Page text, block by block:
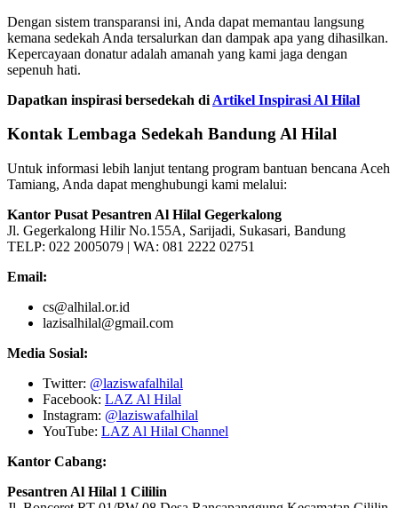
Dengan sistem transparansi ini, Anda dapat memantau langsung
kemana sedekah Anda tersalurkan dan dampak apa yang dihasilkan.
Kepercayaan donatur adalah amanah yang kami jaga dengan
sepenuh hati.
Dapatkan inspirasi bersedekah di Artikel Inspirasi Al Hilal
Kontak Lembaga Sedekah Bandung Al Hilal
Untuk informasi lebih lanjut tentang program bantuan bencana Aceh
Tamiang, Anda dapat menghubungi kami melalui:
Kantor Pusat Pesantren Al Hilal Gegerkalong
Jl. Gegerkalong Hilir No.155A, Sarijadi, Sukasari, Bandung
TELP: 022 2005079 | WA: 081 2222 02751
Email:
cs@alhilal.or.id
lazisalhilal@gmail.com
Media Sosial:
Twitter: @laziswafalhilal
Facebook: LAZ Al Hilal
Instagram: @laziswafalhilal
YouTube: LAZ Al Hilal Channel
Kantor Cabang:
Pesantren Al Hilal 1 Cililin